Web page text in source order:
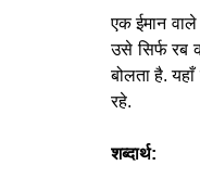
एक ईमान
उसे सिर्फ रब
बोलता है.
रहे.
शब्दार्थ: